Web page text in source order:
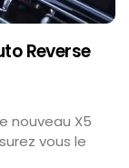
Reverse
nouveau X5
vous le